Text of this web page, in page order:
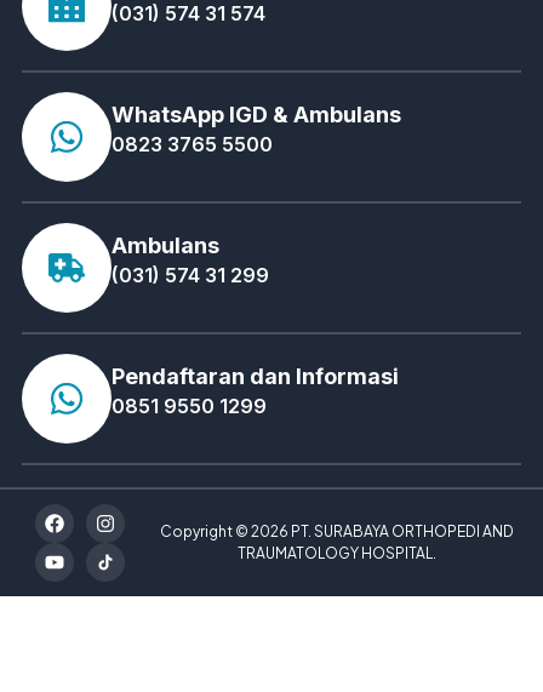
(031) 574 31 574
WhatsApp IGD & Ambulans
0823 3765 5500
Ambulans
(031) 574 31 299
Pendaftaran dan Informasi
0851 9550 1299
Copyright © 2026 PT. SURABAYA ORTHOPEDI AND
TRAUMATOLOGY HOSPITAL.